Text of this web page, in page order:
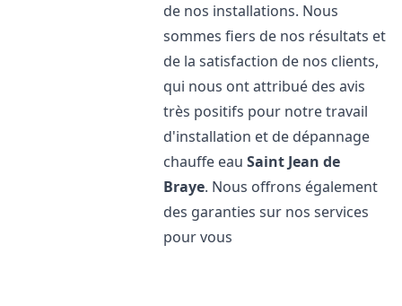
de nos installations. Nous
sommes fiers de nos résultats et
de la satisfaction de nos clients,
qui nous ont attribué des avis
très positifs pour notre travail
d'installation et de dépannage
chauffe eauSaint Jean de
Braye. Nous offrons également
des garanties sur nos services
pour vous